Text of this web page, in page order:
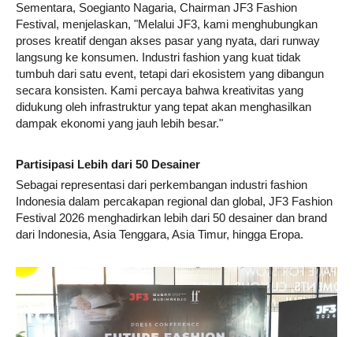
Sementara, Soegianto Nagaria, Chairman JF3 Fashion
Festival, menjelaskan, "Melalui JF3, kami menghubungkan
proses kreatif dengan akses pasar yang nyata, dari runway
langsung ke konsumen. Industri fashion yang kuat tidak
tumbuh dari satu event, tetapi dari ekosistem yang dibangun
secara konsisten. Kami percaya bahwa kreativitas yang
didukung oleh infrastruktur yang tepat akan menghasilkan
dampak ekonomi yang jauh lebih besar."
Partisipasi Lebih dari 50 Desainer
Sebagai representasi dari perkembangan industri fashion
Indonesia dalam percakapan regional dan global, JF3 Fashion
Festival 2026 menghadirkan lebih dari 50 desainer dan brand
dari Indonesia, Asia Tenggara, Asia Timur, hingga Eropa.